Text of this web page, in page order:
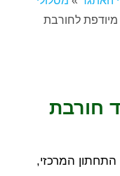
מיודפת לחורבת
חורבת
התחתון המרכזי,